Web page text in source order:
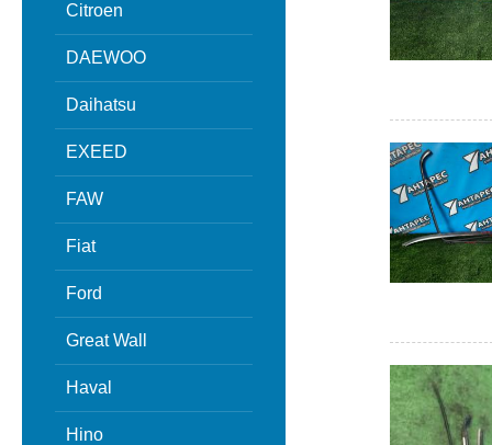
Citroen
DAEWOO
Daihatsu
EXEED
FAW
Fiat
Ford
Great Wall
Haval
Hino